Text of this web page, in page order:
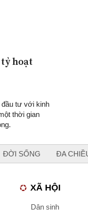
hoạt
tư với kinh
thời gian
ĐỜI SỐNG ĐA
XÃ HỘI
Dân sinh